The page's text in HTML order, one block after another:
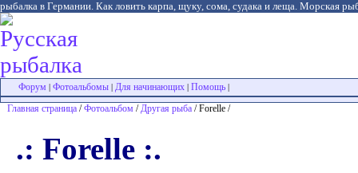
рыбалка в Германии. Как ловить карпа, щуку, сома, судака и леща. Морская
Форум Фотоальбомы Для начинающих Помощь
Главная страница /Фотоальбом /Другая рыба / Forelle /
.: Forelle :.